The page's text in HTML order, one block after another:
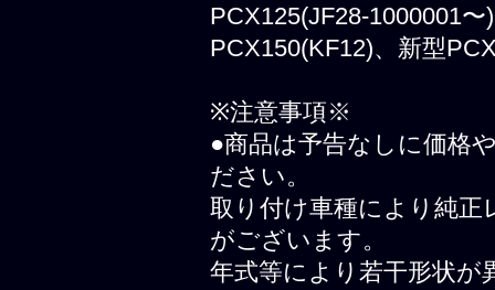
PCX125(JF28-1000001
PCX150(KF12)、新型
※注意事項※
●商品は予告なしに価格
ださい。
取り付け車種により純正
がございます。
年式等により若干形状が